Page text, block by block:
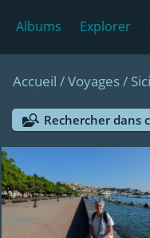
Albums Explorer
Accueil /Voyages/
Rechercher dans